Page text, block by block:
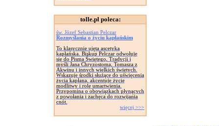
tolle.pl poleca:
św. Józef Sebastian Pelczar
Rozmyślania o życiu kapłańskim
To klasycznie ujęta ascetyka
kapłańska. Biskup Pelczar odwołuje
się do Pisma Świętego, Tradycji i
myśli Jana Chryzostoma, Tomasza z
Akwinu i innych wielkich świętych.
Wskazuje środki służące do uświęcenia
życia kapłana, akcentuje życie
modlitwy i rolę umartwienia.
Przypomina o obowiązkach płynących
z powołania i zachęca do rozwijania
cnót.
więcej >>>